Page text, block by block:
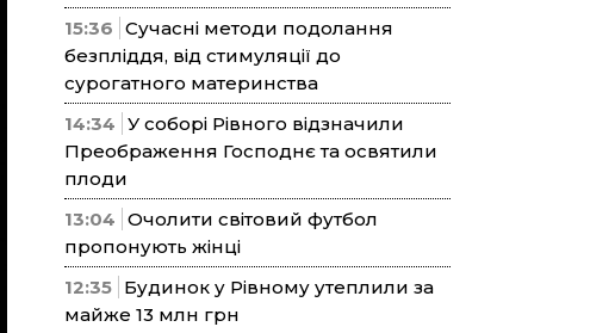
15:36 Сучасні методи подолання
безпліддя, від стимуляції до
сурогатного материнства
14:34 У соборі Рівного відзначили
Преображення Господнє та освятили
плоди
13:04 Очолити світовий футбол
пропонують жінці
12:35 Будинок у Рівному утеплили за
майже 13 млн грн